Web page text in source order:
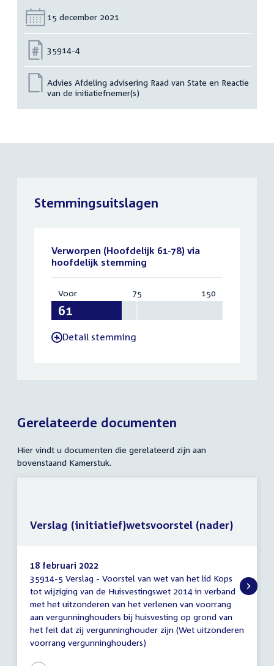
Datum:
15 december 2021
Nummer:
35914-4
Advies Afdeling advisering Raad van State en Reactie
van de initiatiefnemer(s)
Stemmingsuitslagen
Verworpen (Hoofdelijk 61-78) via
hoofdelijk stemming
Voor:
75 150
-Detail stemming
Gerelateerde documenten
Hier vindt u documenten die gerelateerd zijn aan
bovenstaand Kamerstuk.
Verslag
(initiatief)wetsvoorstel
(nader)
18 februari 2022
35914-5 Verslag - Voorstel van wet van het lid Kops
tot wijziging van de Huisvestingswet 2014 in verband
met het uitzonderen van het verlenen van voorrang
aan vergunninghouders bij huisvesting op grond van
het feit dat zij vergunninghouder zijn (Wet uitzonderen
voorrang vergunninghouders)
Verslag (initiatief)wetsvoorstel (nader)